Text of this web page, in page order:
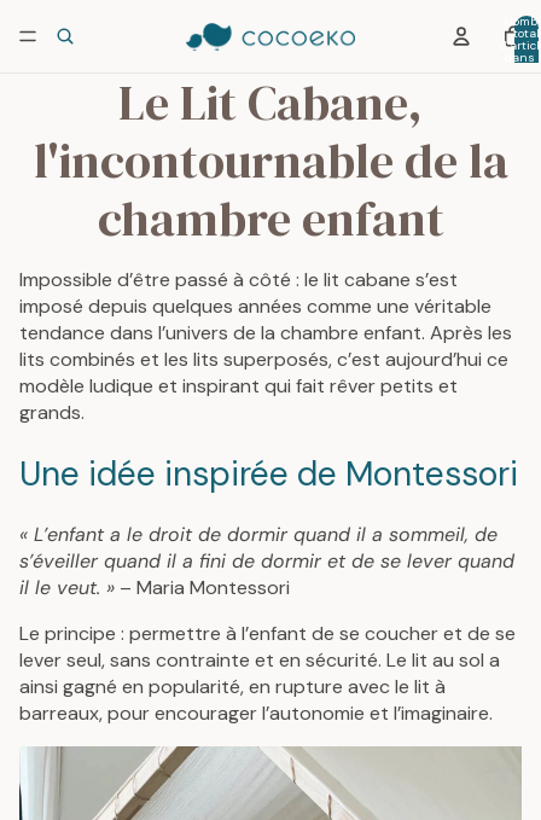
total
dans
Le Lit Cabane,
l'incontournable de la
chambre enfant
Impossible d’être passé à côté : le lit cabane s’est
imposé depuis quelques années comme une véritable
tendance dans l’univers de la chambre enfant. Après les
lits combinés et les lits superposés, c’est aujourd’hui ce
modèle ludique et inspirant qui fait rêver petits et
grands.
Une idée inspirée de Montessori
« L’enfant a le droit de dormir quand il a sommeil, de
s’éveiller quand il a fini de dormir et de se lever quand
il le veut. » – Maria Montessori
Le principe : permettre à l’enfant de se coucher et de se
lever seul, sans contrainte et en sécurité. Le lit au sol a
ainsi gagné en popularité, en rupture avec le lit à
barreaux, pour encourager l’autonomie et l’imaginaire.